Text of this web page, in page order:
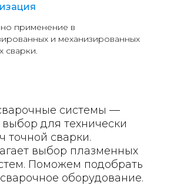
применение в
и механизированных
сварки.
системы —
для технически
точной сварки.
выбор плазменных
Поможем подобрать
оборудование.